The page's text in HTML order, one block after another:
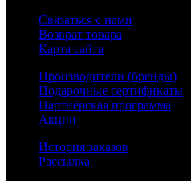
Связаться с нами
Возврат товара
Карта сайта
Производители (бренды)
Подарочные сертификаты
Партнёрская программа
Акции
История заказов
Рассылка